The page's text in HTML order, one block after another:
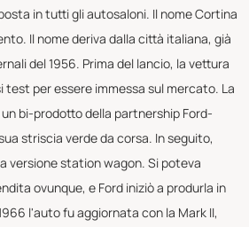
in tutti gli autosaloni. Il nome Cortina
Il nome deriva dalla città italiana, già
del 1956. Prima del lancio, la vettura
per essere immessa sul mercato. La
bi-prodotto della partnership Ford-
striscia verde da corsa. In seguito,
versione station wagon. Si poteva
ovunque, e Ford iniziò a produrla in
l'auto fu aggiornata con la Mark II,